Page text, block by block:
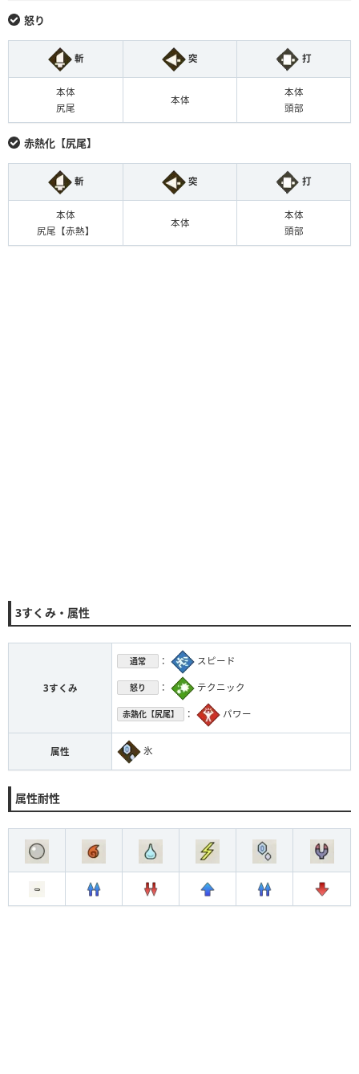
怒り
斬 突 打
本体
尻尾
本体
本体
頭部
赤熱化【尻尾】
斬 突 打
本体
尻尾【赤熱】
本体
本体
頭部
3すくみ・属性
3すくみ
通常 ： スピード
怒り ： テクニック
赤熱化【尻尾】 ： パワー
属性 氷
属性耐性